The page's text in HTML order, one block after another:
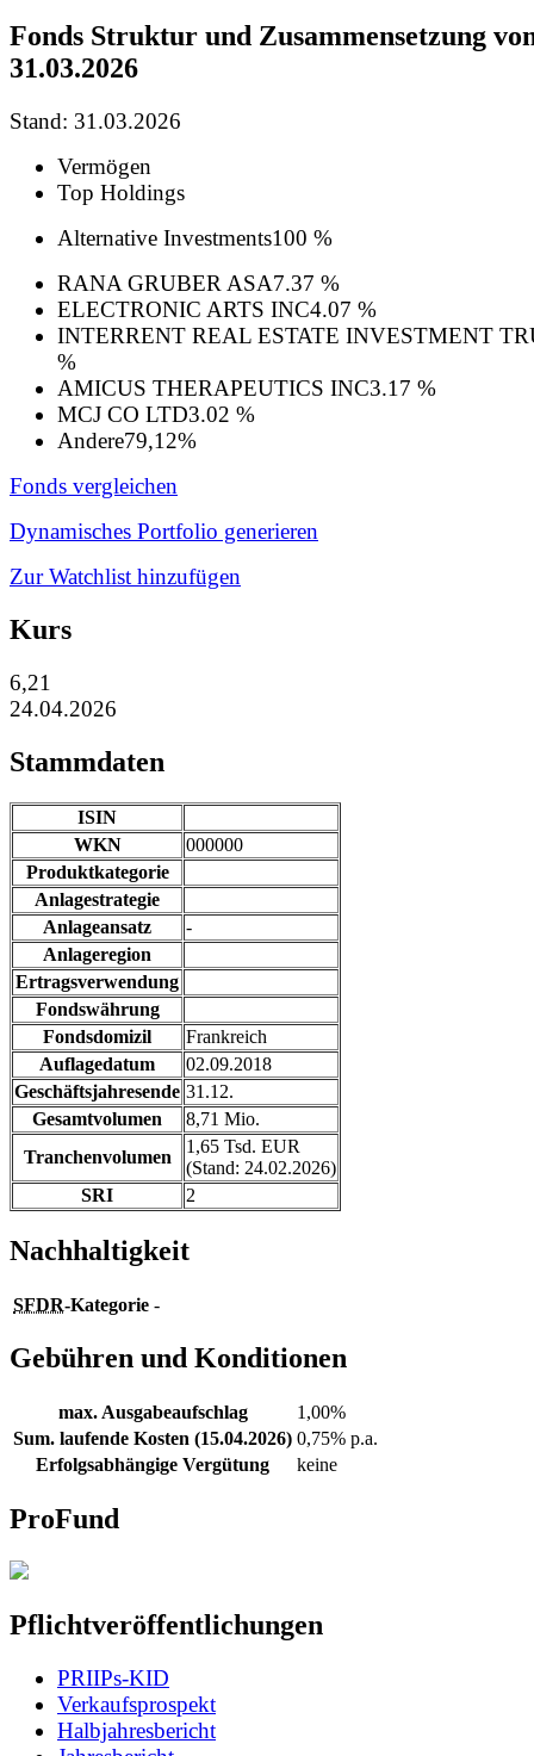
Fonds Struktur und Zusammensetzung
31.03.2026
Stand: 31.03.2026
Vermögen
Top Holdings
Alternative Investments100 %
RANA GRUBER ASA7.37 %
ELECTRONIC ARTS INC4.07 %
INTERRENT REAL ESTATE INVESTMENT
%
AMICUS THERAPEUTICS INC3.17 %
MCJ CO LTD3.02 %
Andere79,12%
Fonds vergleichen
Dynamisches Portfolio generieren
Zur Watchlist hinzufügen
Kurs
6,21
24.04.2026
Stammdaten
ISIN
WKN
000000
Produktkategorie
Anlagestrategie
Anlageansatz
-
Anlageregion
Ertragsverwendung
Fondswährung
Fondsdomizil
Frankreich
Auflagedatum
02.09.2018
Geschäftsjahresende 31.12.
Gesamtvolumen
8,71 Mio.
Tranchenvolumen
1,65 Tsd. EUR
(Stand: 24.02.2026)
SRI
2
Nachhaltigkeit
SFDR-Kategorie -
Gebühren und Konditionen
max. Ausgabeaufschlag
1,00%
Sum. laufende Kosten (15.04.2026) 0,75% p.a.
Erfolgsabhängige Vergütung
keine
ProFund
Pflichtveröffentlichungen
PRIIPs-KID
Verkaufsprospekt
Halbjahresbericht